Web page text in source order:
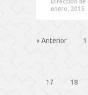
Dirección de
enero, 2015
« Anterior 1
17 18